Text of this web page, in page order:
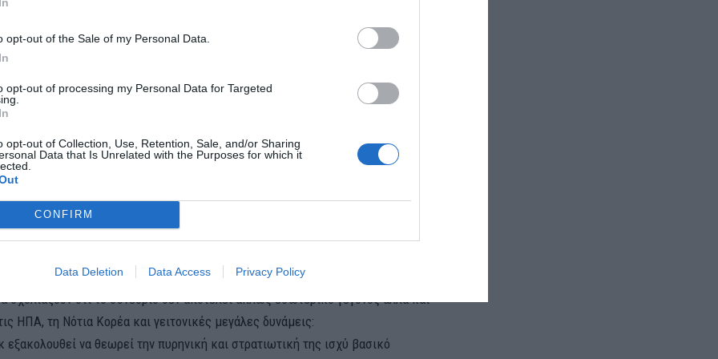
opt-out of the Sale of my Personal Data.
opt-out of processing my Personal Data for Targeted
opt-out of Collection, Use, Retention, Sale, and/or Sharing
Data that Is Unrelated with the Purposes for which it
CONFIRM
Data Deletion Data Access Privacy Policy
Κατεύθυνση
ατζέντα, η Βόρεια Κορέα δίνει ιδιαίτερο βάρος στις αμυντικές της
Ο Κιμ επανέλαβε τη δέσμευση για **ενίσχυση της στρατιωτικής ισχύος»,
εξελιγμένες τεχνολογίες και βελτιωμένα συστήματα πυραύλων.
business/aerospace-defense/north-koreas-kim-jong-un-says-new-
be-set-party-congress-2026-02-18/
Πλαίσιο: Μήνυμα προς ΗΠΑ, Ν. Κορέα, Κίνα,
σχολιάζουν ότι το συνέδριο δεν αποτελεί απλώς εσωτερικό γεγονός αλλά και
ΗΠΑ, τη Νότια Κορέα και γειτονικές μεγάλες δυνάμεις:
εξακολουθεί να θεωρεί την πυρηνική και στρατιωτική της ισχύ βασικό